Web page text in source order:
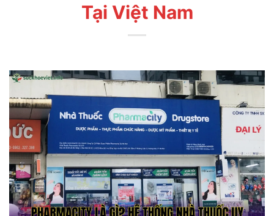
Tại Việt Nam